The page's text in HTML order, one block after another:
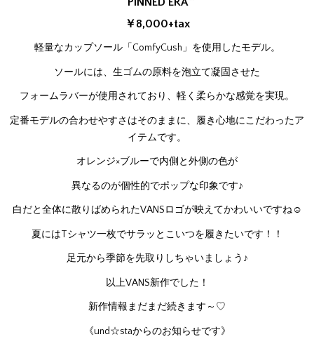
￥8,000+tax
軽量なカップソール「ComfyCush」を使用したモデル。
ソールには、生ゴムの原料を泡立て凝固させた
フォームラバーが使用されており、軽く柔らかな感覚を実現。
定番モデルの合わせやすさはそのままに、履き心地にこだわったア
イテムです。
オレンジ×ブルーで内側と外側の色が
異なるのが個性的でポップな印象です♪
白だと全体に散りばめられたVANSロゴが映えてかわいいですね☺
夏にはTシャツ一枚でサラッとこいつを履きたいです！！
足元から季節を先取りしちゃいましょう♪
以上VANS新作でした！
新作情報まだまだ続きます～♡
《und☆staからのお知らせです》